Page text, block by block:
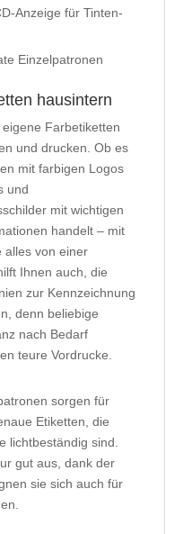
Anzeige für Tinten-
Einzelpatronen
hausintern
Farbetiketten
und drucken. Ob es
mit farbigen Logos
und
mit wichtigen
handelt – mit
alles von einer
Ihnen auch, die
zur Kennzeichnung
denn beliebige
nach Bedarf
teure Vordrucke.
sorgen für
Etiketten, die
lichtbeständig sind.
gut aus, dank der
sie sich auch für